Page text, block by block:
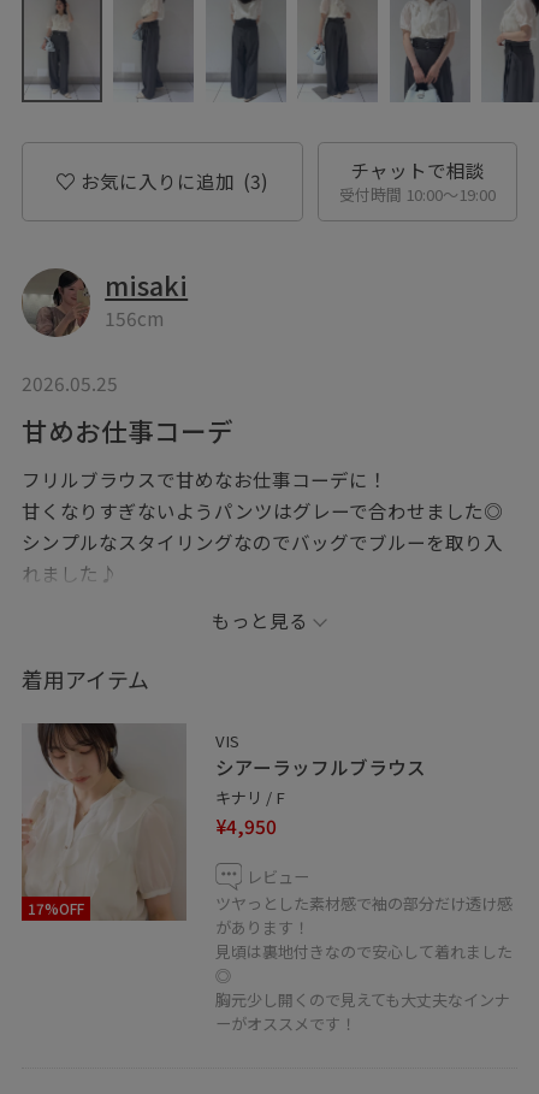
お気に入りに追加 (3) チャットで相談
受付時間 10:00〜19:00
misaki
156cm
2026.05.25
甘めお仕事コーデ
フリルブラウスで甘めなお仕事コーデに！
甘くなりすぎないようパンツはグレーで合わせました◎
シンプルなスタイリングなのでバッグでブルーを取り入
れました♪
LINEで京阪百貨店VISスタッフにご相談は【友だち追加】
をタップ！！
もっと見る
着用アイテム
17%OFF
VIS
シアーラッフルブラウス
キナリ / F
¥4,950
レビュー
ツヤっとした素材感で袖の部分だけ透け感
があります！
見頃は裏地付きなので安心して着れました
◎
胸元少し開くので見えても大丈夫なインナ
ーがオススメです！